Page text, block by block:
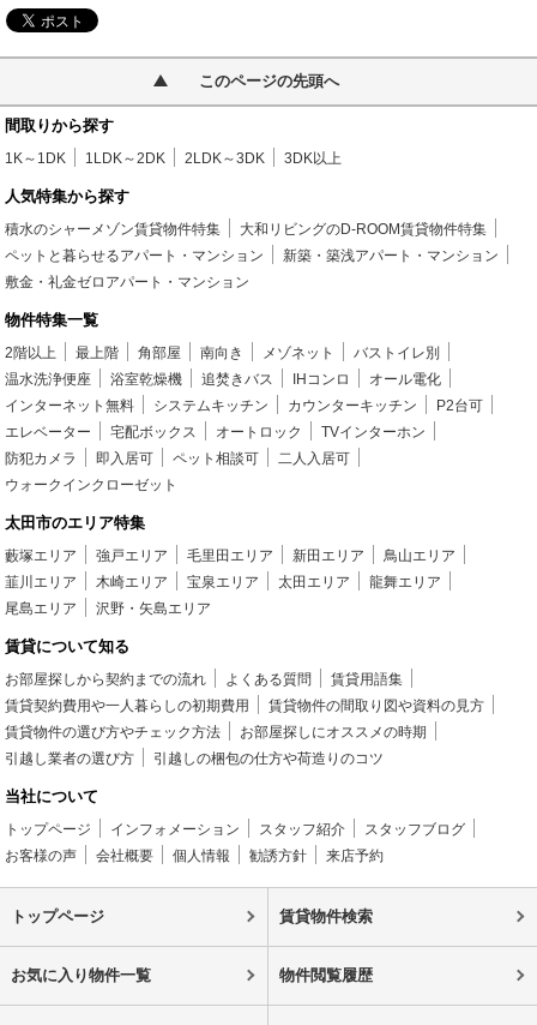
このページの先頭へ
間取りから探す
1K～1DK 1LDK～2DK 2LDK～3DK 3DK以上
人気特集から探す
積水のシャーメゾン賃貸物件特集
大和リビングのD-ROOM賃貸物件特集
ペットと暮らせるアパート・マンション
新築・築浅アパート・マンション
敷金・礼金ゼロアパート・マンション
物件特集一覧
2階以上 最上階 角部屋 南向き メゾネット
バストイレ別
温水洗浄便座
浴室乾燥機 追焚きバス IHコンロ
オール電化
インターネット無料
システムキッチン カウンターキッチン
P2台可
エレベーター
宅配ボックス オートロック
TVインターホン
防犯カメラ
即入居可 ペット相談可
二人入居可
ウォークインクローゼット
太田市のエリア特集
藪塚エリア 強戸エリア 毛里田エリア 新田エリア
鳥山エリア
韮川エリア
木崎エリア 宝泉エリア 太田エリア
龍舞エリア
尾島エリア
沢野・矢島エリア
賃貸について知る
お部屋探しから契約までの流れ よくある質問
賃貸用語集
賃貸契約費用や一人暮らしの初期費用
賃貸物件の間取り図や資料の見方
賃貸物件の選び方やチェック方法
お部屋探しにオススメの時期
引越し業者の選び方
引越しの梱包の仕方や荷造りのコツ
当社について
トップページ インフォメーション スタッフ紹介
スタッフブログ
お客様の声
会社概要 個人情報 勧誘方針 来店予約
トップページ 賃貸物件検索
お気に入り物件一覧 物件閲覧履歴